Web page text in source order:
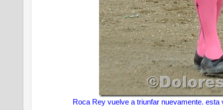
Roca Rey vuelve a triunfar nuevamente.